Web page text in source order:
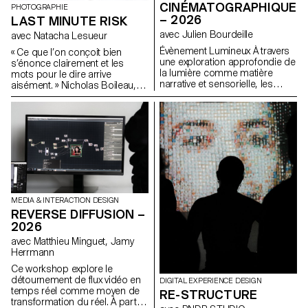
pas d’autres facettes à travers
lesquelles communiquer et
quels pourraient être les
nouveaux langages graphiques
et typographiques pour les
représenter ?
PHOTOGRAPHIE
LAST MINUTE RISK
avec Natacha Lesueur
« Ce que l’on conçoit bien
s’énonce clairement et les
mots pour le dire arrive
aisément. » Nicholas Boileau,
l’art poétique. A l’heure où les
dernière année de formation à
l’ECAL, alors que leurs intérêts
et méthodes se dessinent, il
s’agit de profiter de ce dernier
projet pour remettre en cause
ses propres règles, acquis, et
influences, de ne pas s’en
satisfaire et de prendre des
risques.
CINÉMATOGRAPHIQUE
– 2026
avec Julien Bourdeille
Évènement Lumineux À travers
une exploration approfondie de
la lumière comme matière
narrative et sensorielle, les
étudiants de première année
ont réalisé un film au format
court sur le thème « Événement
lumineux ». Ce projet les amène
à apprendre à mener un projet
audiovisuel complet tout en
s’appropriant les outils de
tournage, de cadrage et de
mouvement caméra.
MEDIA & INTERACTION DESIGN
REVERSE DIFFUSION –
2026
avec Matthieu Minguet, Jamy
Herrmann
Ce workshop explore le
détournement de flux vidéo en
temps réel comme moyen de
transformation du réel. À partir
DIGITAL EXPERIENCE DESIGN
RE-STRUCTURE